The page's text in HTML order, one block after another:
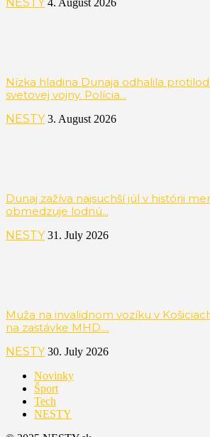
4. August 2026
Nízka hladina Dunaja odhalila
svetovej vojny. Polícia...
NESTY 3. August 2026
Dunaj zažíva najsuchší júl v histórii
obmedzuje lodnú...
NESTY 31. July 2026
Muža na invalidnom vozíku v
na zastávke MHD....
NESTY 30. July 2026
Novinky
Šport
Tech
NESTY